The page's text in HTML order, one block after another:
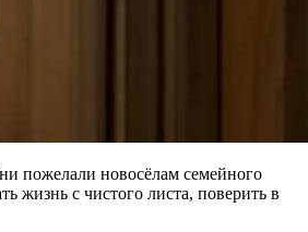
пожелали новосёлам семейного
жизнь с чистого листа, поверить в